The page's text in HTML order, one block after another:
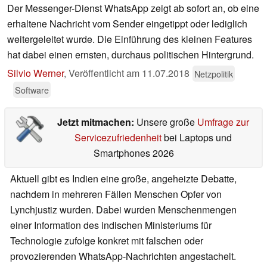
Der Messenger-Dienst WhatsApp zeigt ab sofort an, ob eine
erhaltene Nachricht vom Sender eingetippt oder lediglich
weitergeleitet wurde. Die Einführung des kleinen Features
hat dabei einen ernsten, durchaus politischen Hintergrund.
Silvio Werner, Veröffentlicht am 11.07.2018 Netzpolitik
Software
Jetzt mitmachen: Unsere große Umfrage zur
Servicezufriedenheitbei Laptops und
Smartphones 2026
Aktuell gibt es Indien eine große, angeheizte Debatte,
nachdem in mehreren Fällen Menschen Opfer von
Lynchjustiz wurden. Dabei wurden Menschenmengen
einer Information des indischen Ministeriums für
Technologie zufolge konkret mit falschen oder
provozierenden WhatsApp-Nachrichten angestachelt.